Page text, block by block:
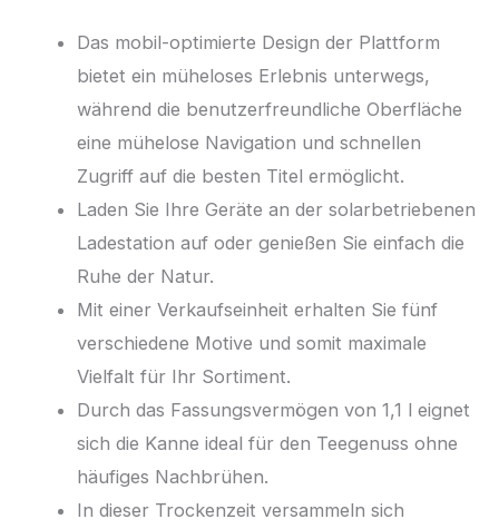
Das mobil-optimierte Design der Plattform
bietet ein müheloses Erlebnis unterwegs,
während die benutzerfreundliche Oberfläche
eine mühelose Navigation und schnellen
Zugriff auf die besten Titel ermöglicht.
Laden Sie Ihre Geräte an der solarbetriebenen
Ladestation auf oder genießen Sie einfach die
Ruhe der Natur.
Mit einer Verkaufseinheit erhalten Sie fünf
verschiedene Motive und somit maximale
Vielfalt für Ihr Sortiment.
Durch das Fassungsvermögen von 1,1 l eignet
sich die Kanne ideal für den Teegenuss ohne
häufiges Nachbrühen.
In dieser Trockenzeit versammeln sich